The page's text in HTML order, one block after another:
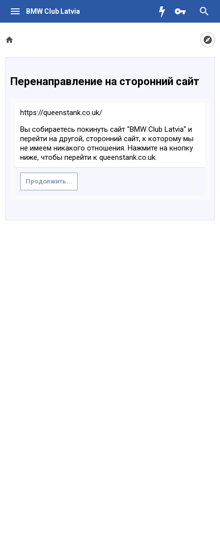
BMW Club Latvia
Перенаправление на сторонний сайт
https://queenstank.co.uk/
Вы собираетесь покинуть сайт "BMW Club Latvia" и
перейти на другой, сторонний сайт, к которому мы
не имеем никакого отношения. Нажмите на кнопку
ниже, чтобы перейти к queenstank.co.uk.
Продолжить...